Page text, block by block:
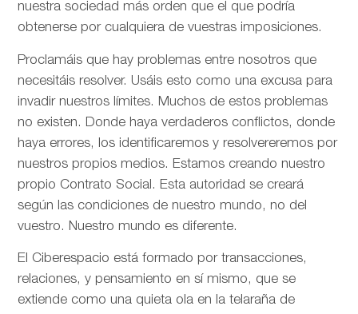
nuestra sociedad más orden que el que podría
obtenerse por cualquiera de vuestras imposiciones.
Proclamáis que hay problemas entre nosotros que
necesitáis resolver. Usáis esto como una excusa para
invadir nuestros límites. Muchos de estos problemas
no existen. Donde haya verdaderos conflictos, donde
haya errores, los identificaremos y resolvereremos por
nuestros propios medios. Estamos creando nuestro
propio Contrato Social. Esta autoridad se creará
según las condiciones de nuestro mundo, no del
vuestro. Nuestro mundo es diferente.
El Ciberespacio está formado por transacciones,
relaciones, y pensamiento en sí mismo, que se
extiende como una quieta ola en la telaraña de